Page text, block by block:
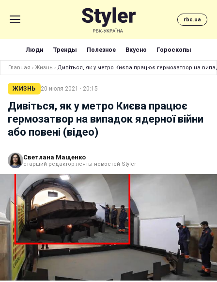
rbc.ua
Люди Тренды Полезное Вкусно Гороскопы
Главная › Жизнь › Дивіться, як у метро Києва працює гермозатвор на
ЖИЗНЬ 20 июля 2021 · 20:15
Дивіться, як у метро Києва працює
гермозатвор на випадок ядерної війни
або повені (відео)
Светлана Мащенко
старший редактор ленты новостей Styler